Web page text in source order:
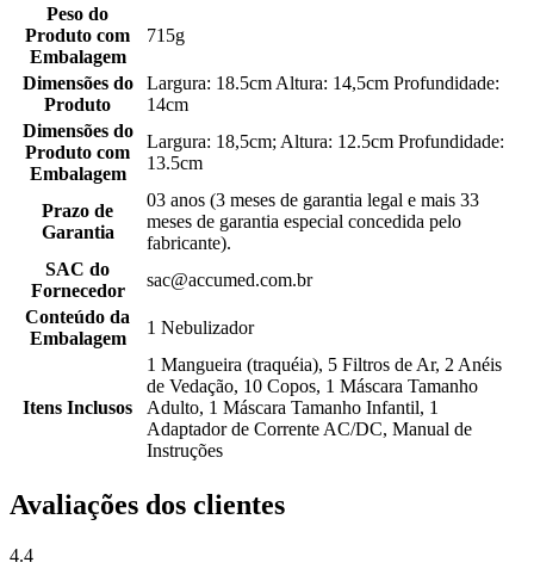
Peso do
Produto com
Embalagem
715g
Dimensões do
Produto
Largura: 18.5cm Altura: 14,5cm Profundidade:
14cm
Dimensões do
Produto com
Embalagem
Largura: 18,5cm; Altura: 12.5cm Profundidade:
13.5cm
Prazo de
Garantia
03 anos (3 meses de garantia legal e mais 33
meses de garantia especial concedida pelo
fabricante).
SAC do
Fornecedor
sac@accumed.com.br
Conteúdo da
Embalagem
1 Nebulizador
Itens Inclusos
1 Mangueira (traquéia), 5 Filtros de Ar, 2 Anéis
de Vedação, 10 Copos, 1 Máscara Tamanho
Adulto, 1 Máscara Tamanho Infantil, 1
Adaptador de Corrente AC/DC, Manual de
Instruções
Avaliações dos clientes
4.4